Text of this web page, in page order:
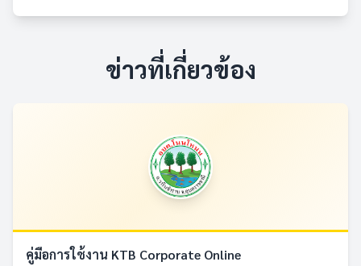
ข่าวที่เกี่ยวข้อง
คู่มือการใช้งาน KTB Corporate Online